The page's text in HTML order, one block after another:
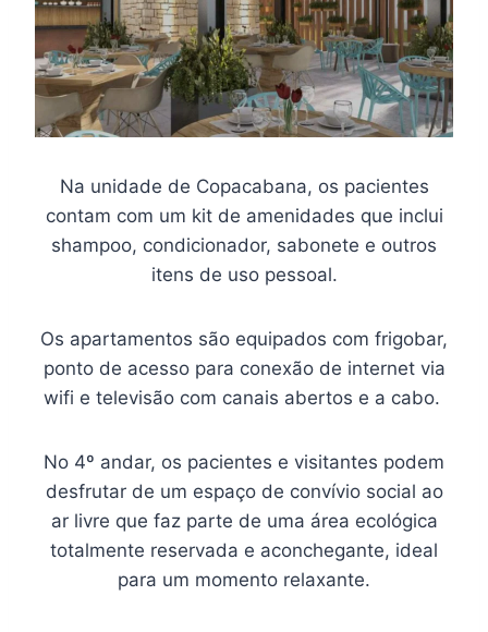
Na unidade de Copacabana, os pacientes
contam com um kit de amenidades que inclui
shampoo, condicionador, sabonete e outros
itens de uso pessoal.
Os apartamentos são equipados com frigobar,
ponto de acesso para conexão de internet via
wifi e televisão com canais abertos e a cabo.
No 4º andar, os pacientes e visitantes podem
desfrutar de um espaço de convívio social ao
ar livre que faz parte de uma área ecológica
totalmente reservada e aconchegante, ideal
para um momento relaxante.